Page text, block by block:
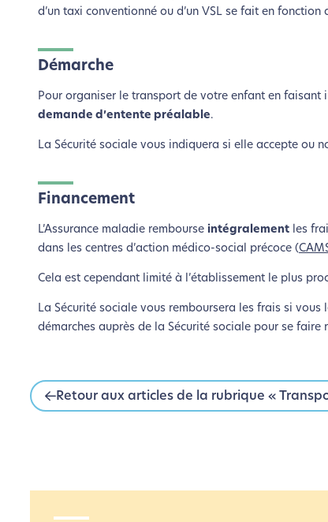
Nous
Si vous aussi vous
le parcourir dans son Mode
d’un taxi conventionné ou d’un VSL se fait en
Démarche
Pour organiser le transport de votre enfant en faisant
demande d’entente préalable.
La Sécurité sociale vous indiquera si elle accepte ou
Financement
L’Assurance maladie rembourse intégralement les
dans les centres d’action médico-social précoce (
Cela est cependant limité à l’établissement le plus
La Sécurité sociale vous remboursera les frais si
démarches auprès de la Sécurité sociale pour se faire
Retour aux articles de la rubrique «